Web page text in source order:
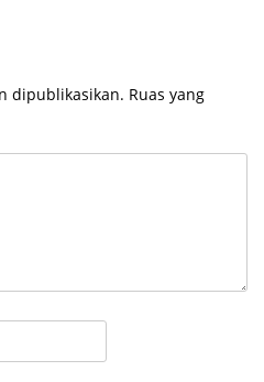
dipublikasikan. Ruas yang